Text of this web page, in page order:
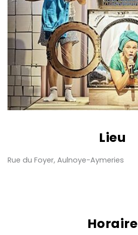
Lieu
Rue du Foyer, Aulnoye-Aymeries
Horaire